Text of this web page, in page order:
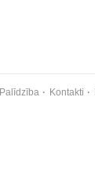
Palīdzība Kontakti